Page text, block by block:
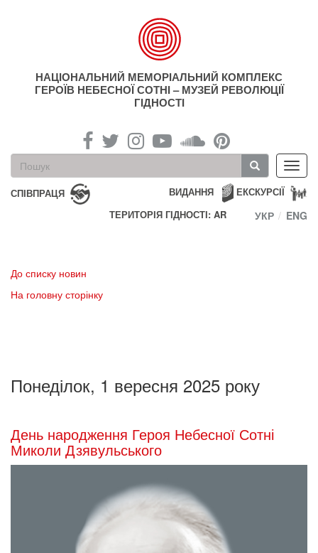
НАЦІОНАЛЬНИЙ МЕМОРІАЛЬНИЙ КОМПЛЕКС
ГЕРОЇВ НЕБЕСНОЇ СОТНІ – МУЗЕЙ РЕВОЛЮЦІЇ
ГІДНОСТІ
Пошукова
форма
Пошук
СПІВПРАЦЯ ЕКСКУРСІЇ
ВИДАННЯ
ТЕРИТОРІЯ ГІДНОСТІ: AR
УКР ENG
До списку новин
На головну сторінку
Понеділок, 1 вересня 2025 року
День народження Героя Небесної Сотні
Миколи Дзявульського